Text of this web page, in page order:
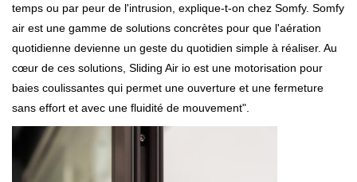
temps ou par peur de l'intrusion, explique-t-on chez Somfy. Somfy
air est une gamme de solutions concrètes pour que l'aération
quotidienne devienne un geste du quotidien simple à réaliser. Au
cœur de ces solutions, Sliding Air io est une motorisation pour
baies coulissantes qui permet une ouverture et une fermeture
sans effort et avec une fluidité de mouvement".